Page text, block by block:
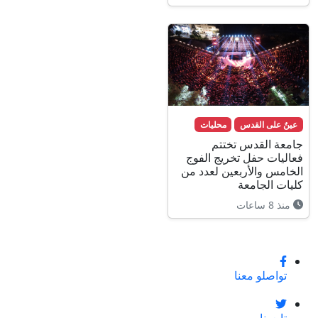
عينٌ على القدس محليات
جامعة القدس تختتم
فعاليات حفل تخريج الفوج
الخامس والأربعين لعدد من
كليات الجامعة
منذ 8 ساعات
تواصلو معنا